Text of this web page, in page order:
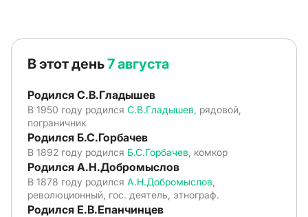
В этот день7 августа
Родился С.В.Гладышев
В 1950 году родился С.В.Гладышев , рядовой,
пограничник
Родился Б.С.Горбачев
В 1892 году родился Б.С.Горбачев , комкор
Родился А.Н.Добромыслов
В 1878 году родился А.Н.Добромыслов
революционный, гос. деятель, этнограф.
Родился Е.В.Епанчинцев